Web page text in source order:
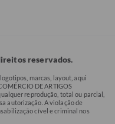
reservados.
marcas, layout, aqui
DE ARTIGOS
reprodução, total ou parcial,
autorização. A violação de
cível e criminal nos